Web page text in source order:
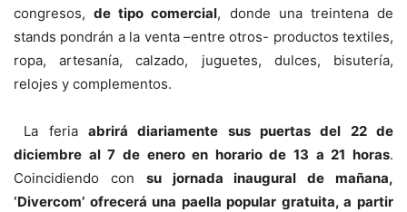
congresos,de tipo comercial, donde una treintena de
stands pondrán a la venta –entre otros- productos textiles,
ropa, artesanía, calzado, juguetes, dulces, bisutería,
relojes y complementos.
La feria abrirá diariamente sus puertas del 22 de
diciembre al 7 de enero en horario de 13 a 21 horas.
Coincidiendo con su jornada inaugural de mañana,
‘Divercom’ ofrecerá una paella popular gratuita, a partir